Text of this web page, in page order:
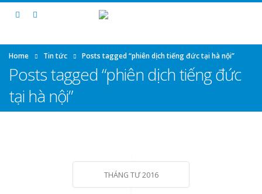
Home Tin tức Posts tagged “phiên dịch tiếng đức tại hà nội”
Posts tagged “phiên dịch tiếng đức
tại hà nội”
THÁNG TƯ 2016